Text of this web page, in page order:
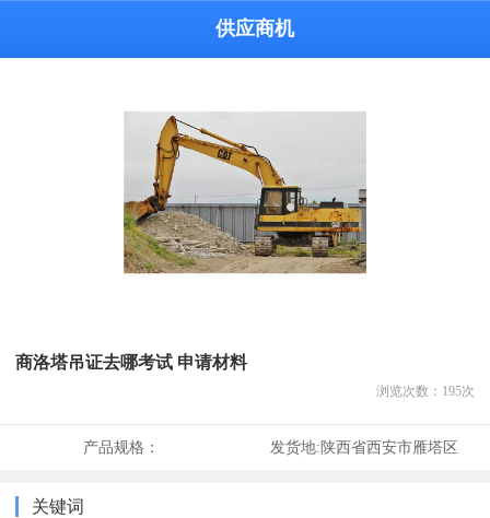
供应商机
商洛塔吊证去哪考试 申请材料
浏览次数： 195次
产品规格： 发货地:陕西省西安市雁塔区
关键词